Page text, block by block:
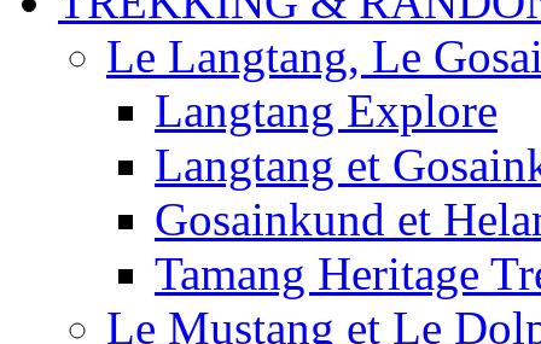
Le Langtang, Le
Langtang Explore
Langtang et
Gosainkund et
Tamang Heritage
Le Mustang et Le